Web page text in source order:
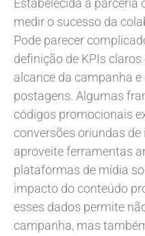
Estabelecida a parceria
medir o sucesso da
Pode parecer
definição de KPIs
alcance da campanha
postagens. Algumas
códigos promocionais
conversões oriundas
aproveite ferramentas
plataformas de mídia
impacto do conteúdo
esses dados permite
campanha, mas